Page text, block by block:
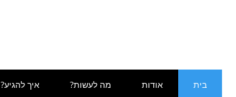
לתוכן
בית אודות מה לעשות? איך להגיע?